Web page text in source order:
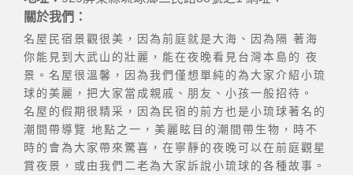
關於我們：
名屋民宿景觀很美，因為前庭就是大海、因為隔 著海
你能見到大武山的壯麗，能在夜晚看見台灣本島的 夜
景。名屋很溫馨，因為我們僅想單純的為大家介紹小琉
球的美麗，把大家當成親戚、朋友、小孩一般招待。
名屋的假期很精采，因為民宿的前方也是小琉球著名的
潮間帶導覽 地點之一，美麗眩目的潮間帶生物，時不
時的會為大家帶來驚喜，在寧靜的夜晚可以在前庭觀星
賞夜景，或由我們二老為大家訴說小琉球的各種故事。